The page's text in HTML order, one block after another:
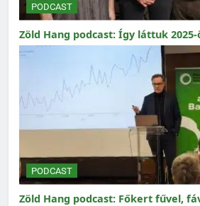
PODCAST
Zöld Hang podcast: Így láttuk
PODCAST
Zöld Hang podcast: Főkert fűvel,